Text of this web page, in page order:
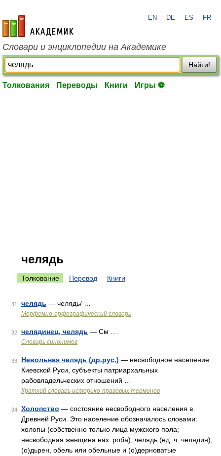
academic.ru
EN DE ES FR
Словари и энциклопедии на Академике
Найти!
Толкования Переводы Книги Игры ⚽
челядь
Толкование Перевод Книги
31 челядь — челядь/ …
Морфемно-орфографический словарь
32 челядинец, челядь — См …
Словарь синонимов
33 Невольная челядь (др.рус.) — несвободное население
Киевской Руси, субъекты патриархальных
рабовладельческих отношений …
Краткий словарь историко-правовых терминов
34 Холопство — состояние несвободного населения в
Древней Руси. Это население обозначалось словами:
холопы (собственно только лица мужского пола;
несвободная женщина наз. роба), челядь (ед. ч. челядин),
(о)дьрен, обель или обельные и (о)дерноватые